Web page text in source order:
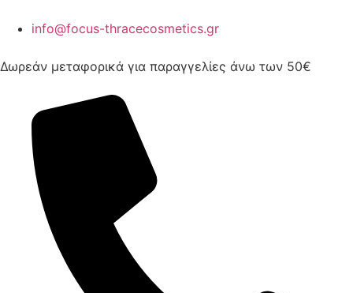
info@focus-thracecosmetics.gr
Δωρεάν μεταφορικά για παραγγελίες άνω των 50€